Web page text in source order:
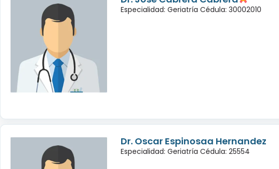
Especialidad: Geriatría Cédula: 30002010
Dr. Oscar Espinosaa Hernandez
Especialidad: Geriatría Cédula: 25554